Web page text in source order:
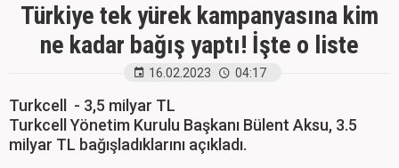
Türkiye tek yürek kampanyasına kim
ne kadar bağış yaptı! İşte o liste
16.02.2023 04:17
Turkcell - 3,5 milyar TL
Turkcell Yönetim Kurulu Başkanı Bülent Aksu, 3.5
milyar TL bağışladıklarını açıkladı.